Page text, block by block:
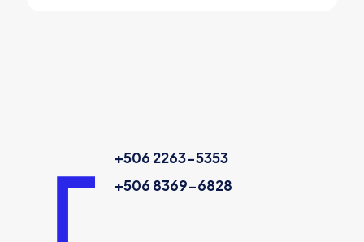
+506 2263-5353
+506 8369-6828